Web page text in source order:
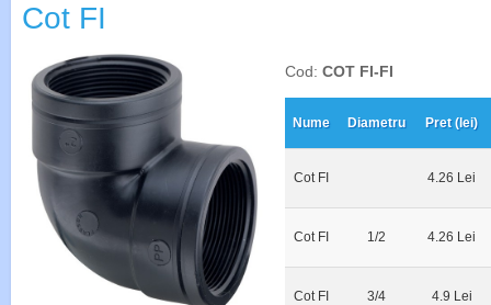
Cot FI
Cod: COT FI-FI
Nume Diametru Pret (lei)
Cot FI 4.26 Lei
Cot FI 1/2 4.26 Lei
Cot FI 3/4 4.9 Lei